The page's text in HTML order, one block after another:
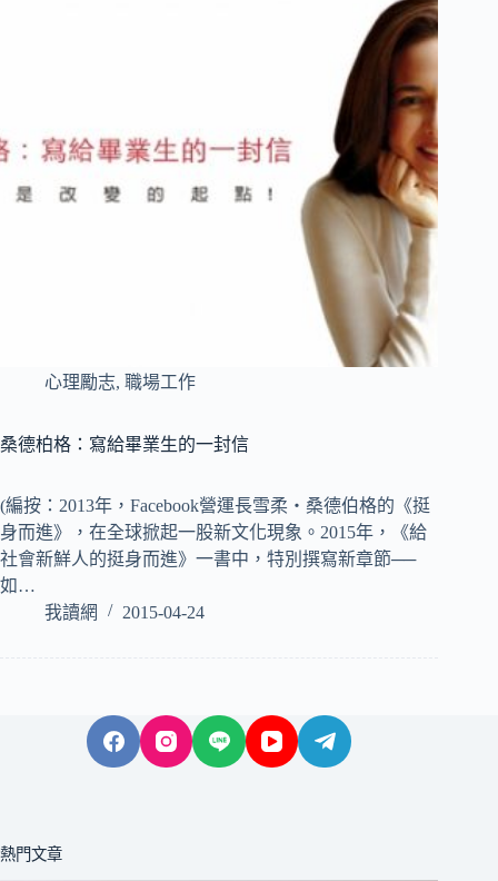
心理勵志, 職場工作
桑德柏格：寫給畢業生的一封信
(編按：2013年，Facebook營運長雪柔‧桑德伯格的《挺
身而進》，在全球掀起一股新文化現象。2015年，《給
社會新鮮人的挺身而進》一書中，特別撰寫新章節──
如…
我讀網
2015-04-24
熱門文章